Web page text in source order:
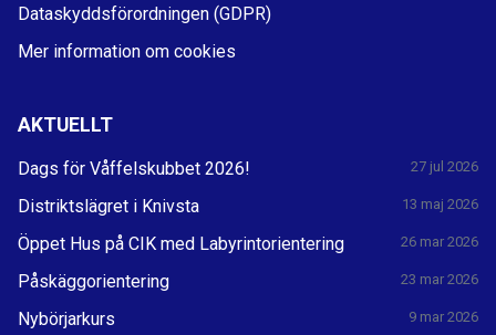
Dataskyddsförordningen (GDPR)
Mer information om cookies
AKTUELLT
Dags för Våffelskubbet 2026! 27 jul 2026
Distriktslägret i Knivsta 13 maj 2026
Öppet Hus på CIK med Labyrintorientering 26 mar 2026
Påskäggorientering 23 mar 2026
Nybörjarkurs 9 mar 2026